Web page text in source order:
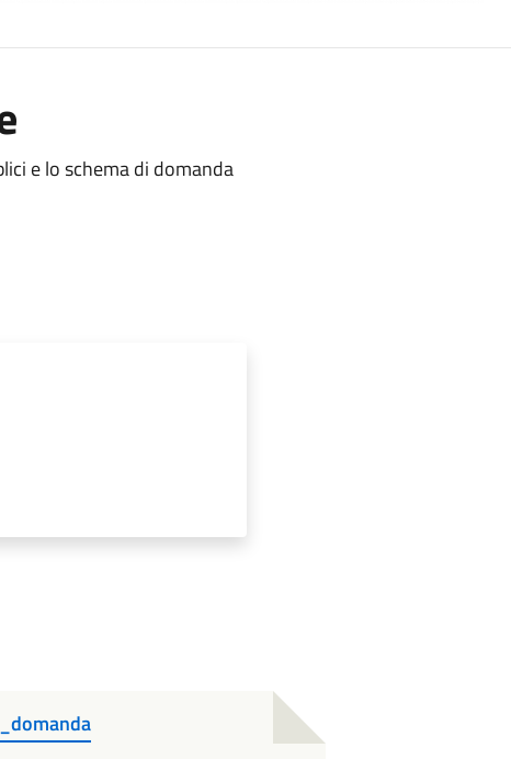
e lo schema di domanda